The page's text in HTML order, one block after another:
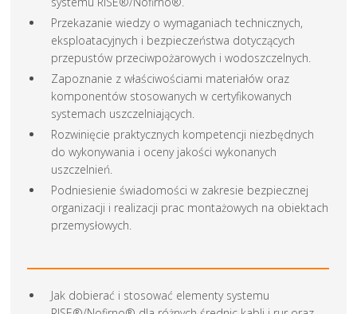
Przekazanie wiedzy o wymaganiach technicznych,
eksploatacyjnych i bezpieczeństwa dotyczących
przepustów przeciwpożarowych i wodoszczelnych.
Zapoznanie z właściwościami materiałów oraz
komponentów stosowanych w certyfikowanych
systemach uszczelniających.
Rozwinięcie praktycznych kompetencji niezbędnych
do wykonywania i oceny jakości wykonanych
uszczelnień.
Podniesienie świadomości w zakresie bezpiecznej
organizacji i realizacji prac montażowych na obiektach
przemysłowych.
Jak dobierać i stosować elementy systemu